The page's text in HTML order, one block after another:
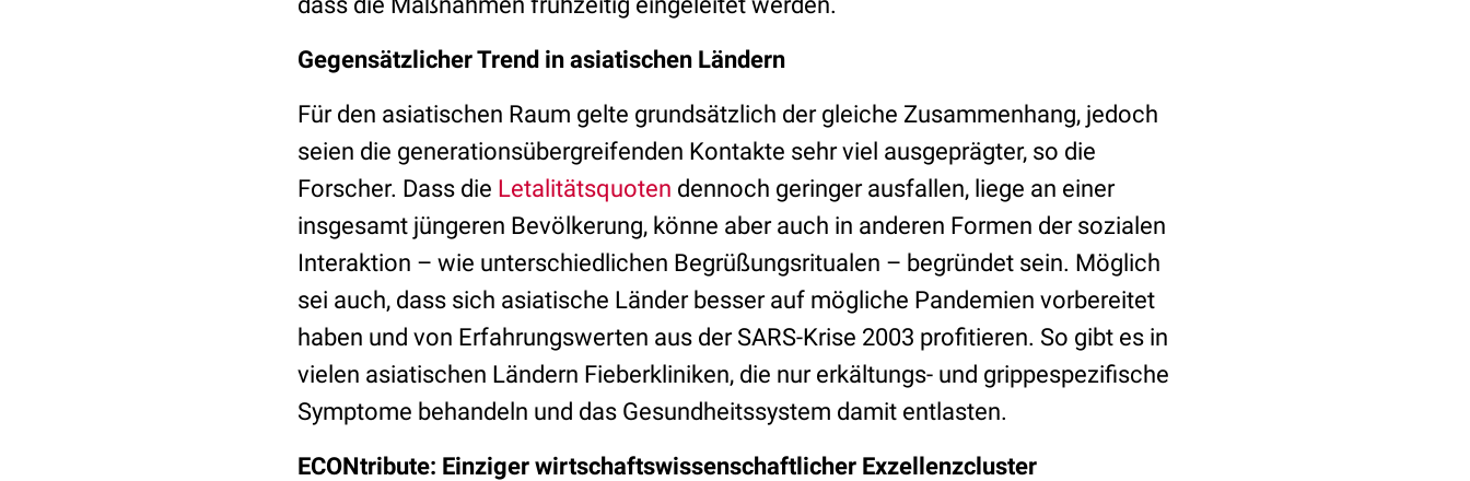
Gegensätzlicher Trend in asiatischen Ländern
Für den asiatischen Raum gelte grundsätzlich der gleiche Zusammenhang, jedoch
seien die generationsübergreifenden Kontakte sehr viel ausgeprägter, so die
Forscher. Dass die Letalitätsquoten dennoch geringer ausfallen, liege an einer
insgesamt jüngeren Bevölkerung, könne aber auch in anderen Formen der sozialen
Interaktion – wie unterschiedlichen Begrüßungsritualen – begründet sein. Möglich
sei auch, dass sich asiatische Länder besser auf mögliche Pandemien vorbereitet
haben und von Erfahrungswerten aus der SARS-Krise 2003 profitieren. So gibt es in
vielen asiatischen Ländern Fieberkliniken, die nur erkältungs- und grippespezifische
Symptome behandeln und das Gesundheitssystem damit entlasten.
ECONtribute: Einziger wirtschaftswissenschaftlicher Exzellenzcluster